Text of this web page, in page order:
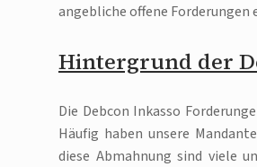
angebliche offene Forderungen
Hintergrund der
Die Debcon Inkasso
Häufig haben unsere
diese Abmahnung sind viele